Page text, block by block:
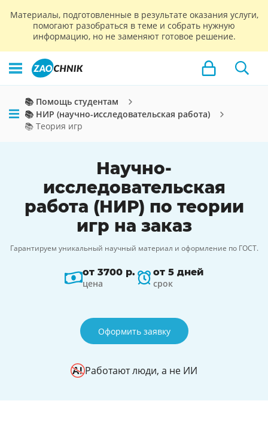
Материалы, подготовленные в результате оказания услуги,
помогают разобраться в теме и собрать нужную
информацию, но не заменяют готовое решение.
📚 Помощь студентам
📚 НИР (научно-исследовательская работа)
📚 Теория игр
Научно-
исследовательская
работа (НИР) по теории
игр на заказ
Гарантируем уникальный научный материал и оформление по ГОСТ.
от 3700 р.
цена
от 5 дней
срок
Оформить заявку
Работают люди, а не ИИ